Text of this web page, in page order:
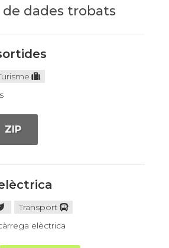
dades trobats
ZIP
Transport
elèctrica